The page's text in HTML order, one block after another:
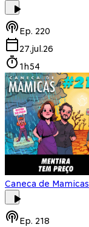
Ep. 220
27.jul.26
1h54
Caneca de Mamicas
Ep. 218